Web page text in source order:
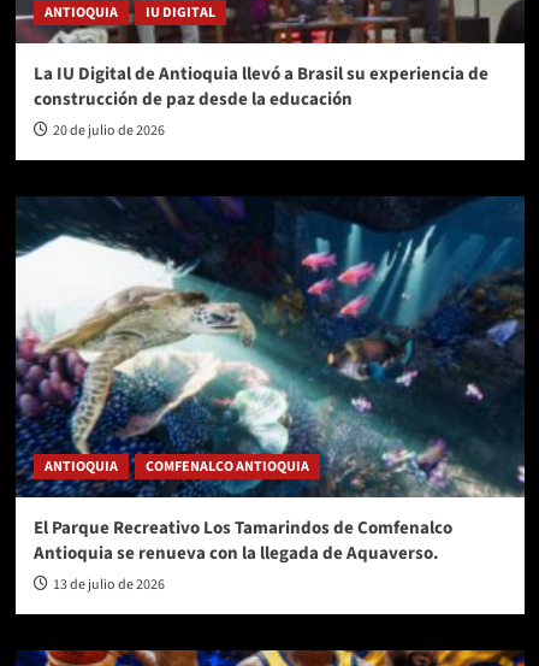
ANTIOQUIA IU DIGITAL
La IU Digital de Antioquia llevó a Brasil su experiencia de
construcción de paz desde la educación
20 de julio de 2026
ANTIOQUIA COMFENALCO ANTIOQUIA
El Parque Recreativo Los Tamarindos de Comfenalco
Antioquia se renueva con la llegada de Aquaverso.
13 de julio de 2026